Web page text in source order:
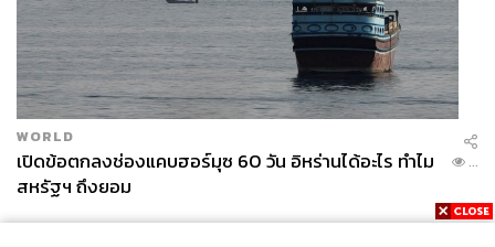
จะขายกระเป๋า 3 ล้าน, 3 แสน หรือ 3 สามพันบาทให้กับคน
กลุ่มเจนใหม่ คุณก็ต้องคำนึงถึงว่าสินค้าต้องไม่เพียงมีแค่
ความสวยงามหรือหรูหราภายนอกที่ใช้ถ่ายรูปลงอินสตาแก
รมเป็นประจำ แต่ยังต้องใช้ถือแล้วมีคุณค่า ทั้งเป็นการ
สะท้อนว่าเป็นส่วนหนึ่งของแบรนด์ที่สร้างพลังบวกให้กับโลก
WORLD
เปิดข้อตกลงช่องแคบฮอร์มุซ 60 วัน อิหร่านได้อะไร ทำไม
สหรัฐฯ ถึงยอม
...